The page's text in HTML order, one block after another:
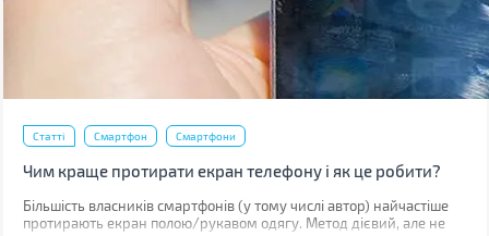
Статті Смартфон Смартфони
Чим краще протирати екран телефону і як це робити?
Більшість власників смартфонів (у тому числі автор) найчастіше
протирають екран полою/рукавом одягу. Метод дієвий, але не